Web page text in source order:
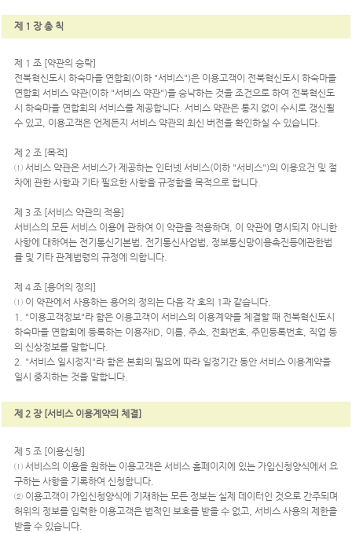
제 1 장 총 칙
제 1 조 [약관의 승락]
전북혁신도시 하숙마을 연합회(이하 "서비스")은 이용고객이 전북혁신도시 하숙마을
연합회 서비스 약관(이하 "서비스 약관")을 승낙하는 것을 조건으로 하여 전북혁신도
시 하숙마을 연합회의 서비스를 제공합니다. 서비스 약관은 통지 없이 수시로 갱신될
수 있고, 이용고객은 언제든지 서비스 약관의 최신 버전을 확인하실 수 있습니다.
제 2 조 [목적]
① 서비스 약관은 서비스가 제공하는 인터넷 서비스(이하 "서비스")의 이용요건 및 절
차에 관한 사항과 기타 필요한 사항을 규정함을 목적으로 합니다.
제 3 조 [서비스 약관의 적용]
서비스의 모든 서비스 이용에 관하여 이 약관을 적용하며, 이 약관에 명시되지 아니한
사항에 대하여는 전기통신기본법, 전기통신사업법, 정보통신망이용촉진등에관한법
률 및 기타 관계법령의 규정에 의합니다.
제 4 조 [용어의 정의]
① 이 약관에서 사용하는 용어의 정의는 다음 각 호의 1과 같습니다.
1. "이용고객정보"라 함은 이용고객이 서비스의 이용계약을 체결할 때 전북혁신도시
하숙마을 연합회에 등록하는 이용자ID, 이름, 주소, 전화번호, 주민등록번호, 직업 등
의 신상정보를 말합니다.
2. "서비스 일시정지"라 함은 본회의 필요에 따라 일정기간 동안 서비스 이용계약을
일시 중지하는 것을 말합니다.
제 2 장 [서비스 이용계약의 체결]
제 5 조 [이용신청]
① 서비스의 이용을 원하는 이용고객은 서비스 홈페이지에 있는 가입신청양식에서 요
구하는 사항을 기록하여 신청합니다.
② 이용고객이 가입신청양식에 기재하는 모든 정보는 실제 데이터인 것으로 간주되며
허위의 정보를 입력한 이용고객은 법적인 보호를 받을 수 없고, 서비스 사용의 제한을
받을 수 있습니다.